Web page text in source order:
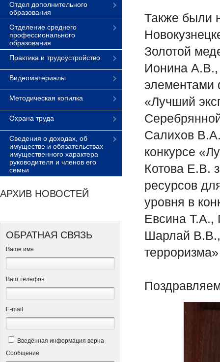
Отдел дополнительного
образования
Отделение среднего
профессионального
образования
Практика и трудоустройство
Видеоматериалы
Методическая копилка
Охрана труда
Сведения о доходах, об
имуществе и обязательствах
имущественного характера
руководителя и членов его
семьи
АРХИВ НОВОСТЕЙ
ОБРАТНАЯ СВЯЗЬ
Ваше имя
Ваш телефон
Е-mail
Введённая информация верна
Сообщение
Также были
Золотой
Ионина А.В.,
элементами
«Лучший
Салихов
конкурсе
Котова Е.В.
ресурсов
уровня в
Евсина
Шарлай В.В.,